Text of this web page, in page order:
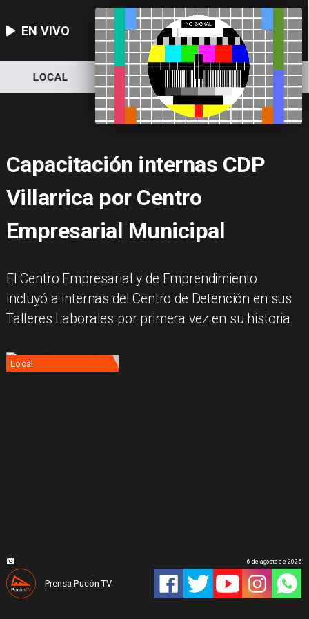
EN VIVO
LOCAL NACIONAL DEPORTES
Capacitación internas CDP
Villarrica por Centro
Empresarial Municipal
El Centro Empresarial y de Emprendimiento
incluyó a internas del Centro de Detención en sus
Talleres Laborales por primera vez en su historia.
Local
Prensa Pucón TV
6 de agosto de 2025